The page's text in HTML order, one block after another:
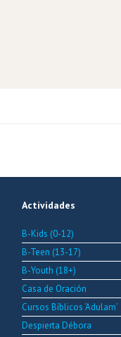
Actividades
B-Kids (0-12)
B-Teen (13-17)
B-Youth (18+)
Casa de Oración
Cursos Bíblicos ‘Adulam’
Despierta Débora